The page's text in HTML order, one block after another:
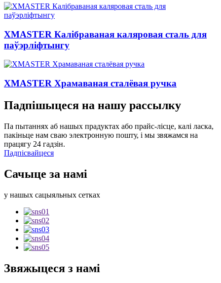
XMASTER Калібраваная каляровая сталь для
паўэрліфтынгу
XMASTER Храмаваная сталёвая ручка
Падпішыцеся на нашу рассылку
Па пытаннях аб нашых прадуктах або прайс-лісце, калі ласка,
пакіньце нам сваю электронную пошту, і мы звяжамся на
працягу 24 гадзін.
Падпісвайцеся
Сачыце за намі
у нашых сацыяльных сетках
Звяжыцеся з намі